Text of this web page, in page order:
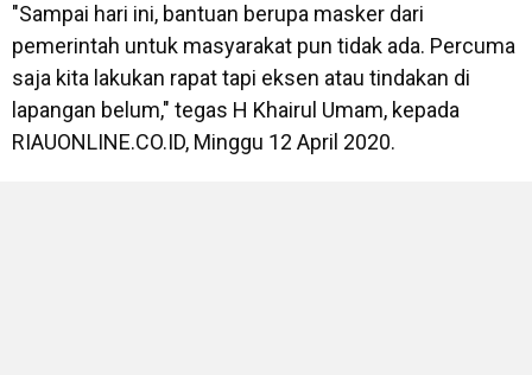
"Sampai hari ini, bantuan berupa masker dari
pemerintah untuk masyarakat pun tidak ada. Percuma
saja kita lakukan rapat tapi eksen atau tindakan di
lapangan belum," tegas H Khairul Umam, kepada
RIAUONLINE.CO.ID, Minggu 12 April 2020.